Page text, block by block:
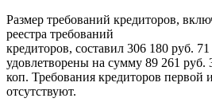
Размер требований кредиторов,
реестра требований
кредиторов, составил 306 180 руб.
удовлетворены на сумму 89 261 руб.
коп. Требования кредиторов первой
отсутствуют.